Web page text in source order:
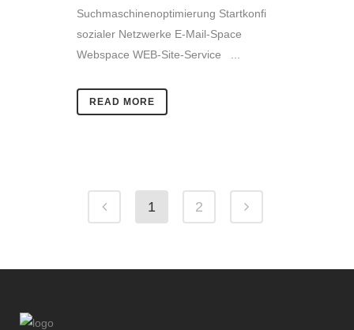
Suchmaschinenoptimierung Startkonfi
sozialer Netzwerke E-Mail-Space
Webspace WEB-Site-Service ...
READ MORE
1 2